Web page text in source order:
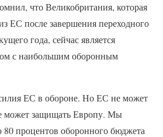
что Великобритания, которая
ЕС после завершения переходного
года, сейчас является
с наибольшим оборонным
ЕС в обороне. Но ЕС не может
может защищать Европу. Мы
процентов оборонного бюджета